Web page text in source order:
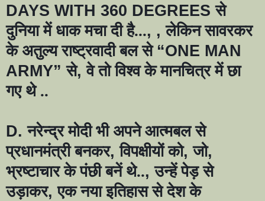
DAYS WITH 360 DEGREESसे
दुनिया में धाक मचा दी है..., ,लेकिन सावरकर
के अतुल्य राष्ट्रवादी बल से “ONE MAN
ARMY”से,वे तो विश्व के मानचित्र में छा
गए थे ..
D.नरेन्द्र मोदी भी अपने आत्मबल से
प्रधानमंत्री बनकर,विपक्षीयों को,जो,
भ्रष्टाचार के पंछी बनें थे..,उन्हें पेड़ से
उड़ाकर,एक नया इतिहास से देश के